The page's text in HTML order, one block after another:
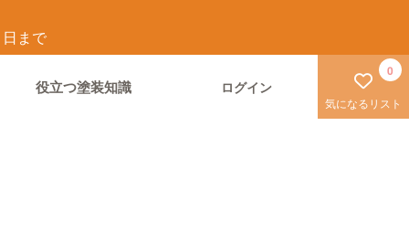
日まで
役立つ塗装知識 ログイン
気になるリスト
0